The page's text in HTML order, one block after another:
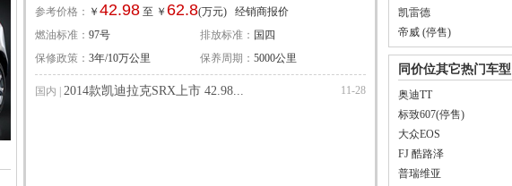
参考价格： ￥ 42.98 至 ￥ 62.8(万元)
经销商报价
燃油标准： 97号 排放标准： 国四
保修政策： 3年/10万公里 保养周期： 5000公里
11-28
国内 2014款凯迪拉克SRX上市 42.98...
凯雷德
帝威 (停售)
同价位其它热门车型
奥迪TT
标致607(停售)
大众EOS
FJ 酷路泽
普瑞维亚